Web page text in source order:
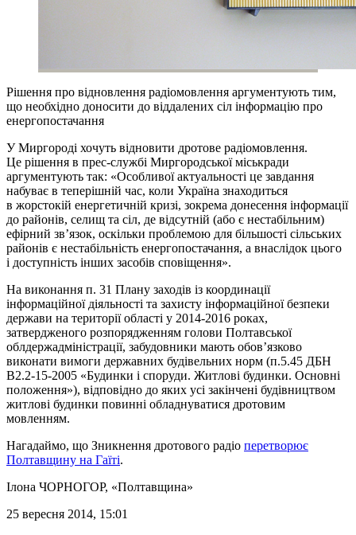
Рішення про відновлення радіомовлення аргументують тим,
що необхідно доносити до віддалених сіл інформацію про
енергопостачання
У Миргороді хочуть відновити дротове радіомовлення.
Це рішення в прес-службі Миргородської міськради
аргументують так: «Особливої актуальності це завдання
набуває в теперішній час, коли Україна знаходиться
в жорстокій енергетичній кризі, зокрема донесення інформації
до районів, селищ та сіл, де відсутній (або є нестабільним)
ефірний зв’язок, оскільки проблемою для більшості сільських
районів є нестабільність енергопостачання, а внаслідок цього
і доступність інших засобів сповіщення».
На виконання п. 31 Плану заходів із координації
інформаційної діяльності та захисту інформаційної безпеки
держави на території області у 2014-2016 роках,
затвердженого розпорядженням голови Полтавської
облдержадміністрації, забудовники мають обов’язково
виконати вимоги державних будівельних норм (п.5.45 ДБН
В2.2-15-2005 «Будинки і споруди. Житлові будинки. Основні
положення»), відповідно до яких усі закінчені будівництвом
житлові будинки повинні обладнуватися дротовим
мовленням.
Нагадаймо, що Зникнення дротового радіо перетворює
Полтавщину на Гаїті.
Ілона ЧОРНОГОР, «Полтавщина»
25 вересня 2014, 15:01